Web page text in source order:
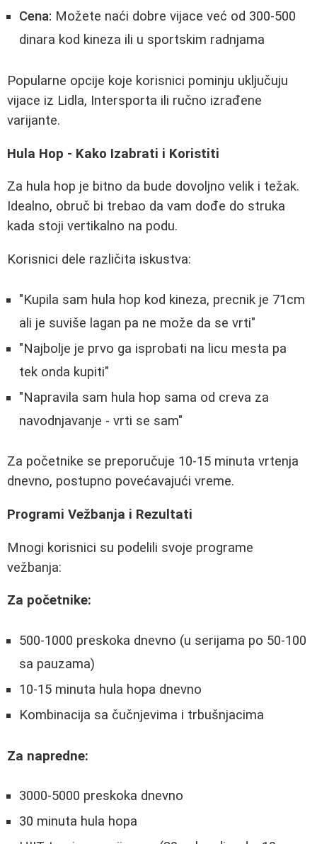
Cena: Možete naći dobre vijace već od 300-500
dinara kod kineza ili u sportskim radnjama
Popularne opcije koje korisnici pominju uključuju
vijace iz Lidla, Intersporta ili ručno izrađene
varijante.
Hula Hop - Kako Izabrati i Koristiti
Za hula hop je bitno da bude dovoljno velik i težak.
Idealno, obruč bi trebao da vam dođe do struka
kada stoji vertikalno na podu.
Korisnici dele različita iskustva:
"Kupila sam hula hop kod kineza, precnik je 71cm
ali je suviše lagan pa ne može da se vrti"
"Najbolje je prvo ga isprobati na licu mesta pa
tek onda kupiti"
"Napravila sam hula hop sama od creva za
navodnjavanje - vrti se sam"
Za početnike se preporučuje 10-15 minuta vrtenja
dnevno, postupno povećavajući vreme.
Programi Vežbanja i Rezultati
Mnogi korisnici su podelili svoje programe
vežbanja:
Za početnike:
500-1000 preskoka dnevno (u serijama po 50-100
sa pauzama)
10-15 minuta hula hopa dnevno
Kombinacija sa čučnjevima i trbušnjacima
Za napredne:
3000-5000 preskoka dnevno
30 minuta hula hopa